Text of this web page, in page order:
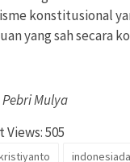
konstitusional
yang sah secara
Mulya
Views:505